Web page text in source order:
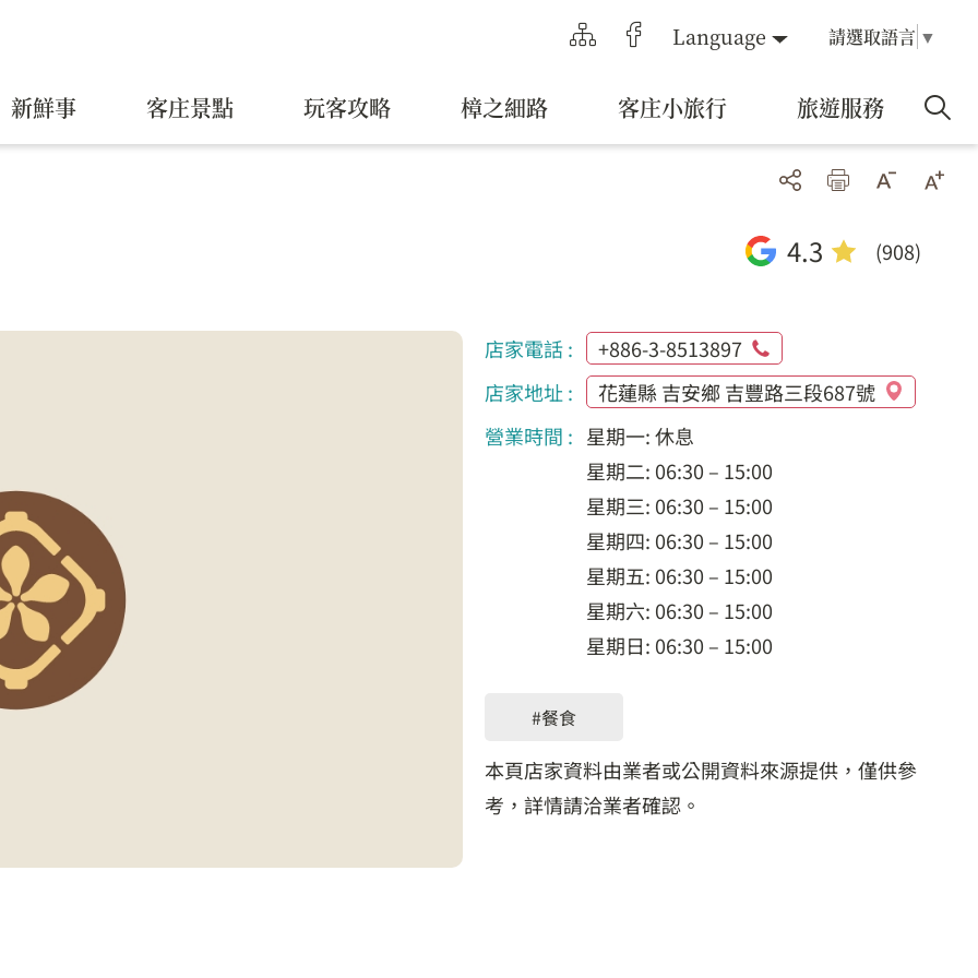
Language 請選取語言 ▼
新鮮事 客庄景點 玩客攻略 樟之細路 客庄小旅行 旅遊服務
4.3 (908)
店家電話 :
+886-3-8513897
店家地址 :
花蓮縣 吉安鄉 吉豐路三段687號
營業時間 : 星期一: 休息
星期二: 06:30 – 15:00
星期三: 06:30 – 15:00
星期四: 06:30 – 15:00
星期五: 06:30 – 15:00
星期六: 06:30 – 15:00
星期日: 06:30 – 15:00
#餐食
本頁店家資料由業者或公開資料來源提供，僅供參
考，詳情請洽業者確認。